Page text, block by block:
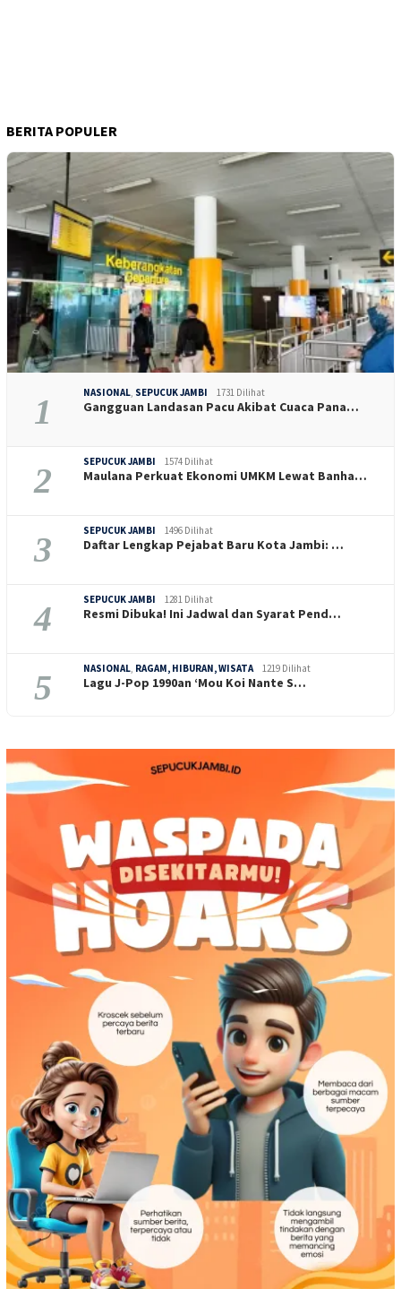
BERITA POPULER
1 NASIONAL, SEPUCUK JAMBI 1731 Dilihat
Gangguan Landasan Pacu Akibat Cuaca Pana…
2 SEPUCUK JAMBI 1574 Dilihat
Maulana Perkuat Ekonomi UMKM Lewat Banha…
3 SEPUCUK JAMBI 1496 Dilihat
Daftar Lengkap Pejabat Baru Kota Jambi: …
4 SEPUCUK JAMBI 1281 Dilihat
Resmi Dibuka! Ini Jadwal dan Syarat Pend…
5 NASIONAL, RAGAM, HIBURAN, WISATA 1219 Dilihat
Lagu J-Pop 1990an ‘Mou Koi Nante S…